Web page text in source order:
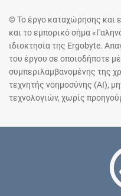
© Το έργο καταχώρησης και
και το εμπορικό σήμα
ιδιοκτησία της Ergobyte.
του έργου σε οποιοδήποτε
συμπεριλαμβανομένης της
τεχνητής νοημοσύνης (AI),
τεχνολογιών, χωρίς